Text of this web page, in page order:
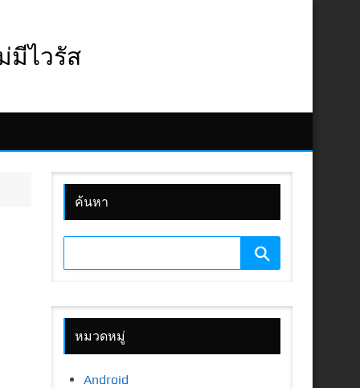
มีไวรัส
ค้นหา
หมวดหมู่
Android